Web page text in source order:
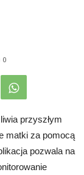
0
przyszłym
matki za pomocą
pozwala na